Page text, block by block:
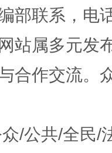
部联系，电
站属多元发
合作交流。
/公共/全民/